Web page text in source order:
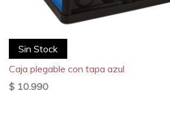
Sin Stock
Caja plegable con tapa azul
$ 10.990